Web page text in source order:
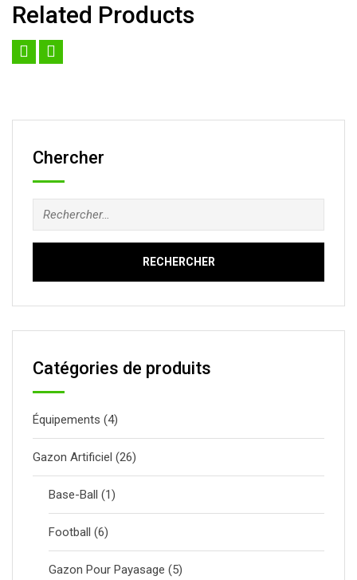
Related Products
Chercher
Rechercher :
Catégories de produits
Équipements (4)
Gazon Artificiel (26)
Base-Ball (1)
Football (6)
Gazon Pour Payasage (5)